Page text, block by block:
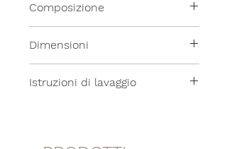
Composizione
Dimensioni
Istruzioni di lavaggio